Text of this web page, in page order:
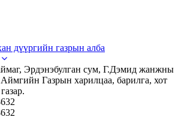
дүүргийн газрын алба
Эрдэнэбулган сум, Г.Дэмид жанжны
Газрын харилцаа, барилга, хот